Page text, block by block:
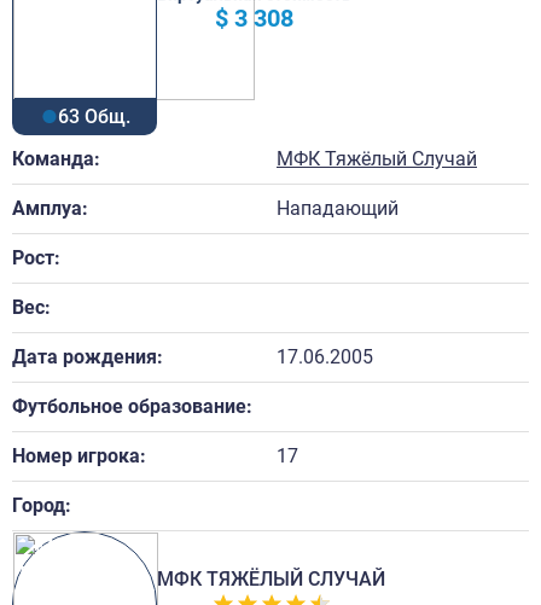
63 Общ.
$ 3 308
Команда: МФК Тяжёлый Случай
Амплуа: Нападающий
Рост:
Вес:
Дата рождения: 17.06.2005
Футбольное образование:
Номер игрока: 17
Город:
МФК ТЯЖЁЛЫЙ СЛУЧАЙ